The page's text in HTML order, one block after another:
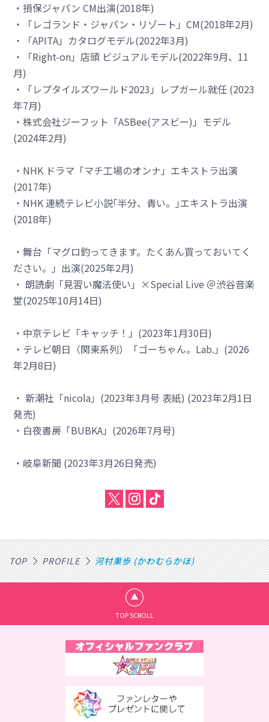
・損保ジャパン CM出演(2018年)
・「レゴランド・ジャパン・リゾート」CM(2018年2月)
・「APITA」カタログモデル(2022年3月)
・「Right-on」店頭 ビジュアルモデル(2022年9月、11
月)
・「レプタイルズワールド2023」レプガール就任 (2023
年7月)
・株式会社ジーフット「ASBee(アスビー)」モデル
(2024年2月)
・NHK ドラマ「マチ工場のオンナ」エキストラ出演
(2017年)
・NHK 連続テレビ小説｢半分、青い。｣エキストラ出演
(2018年)
・舞台「マグロ釣ってきます。たくあん買っておいてく
ださい。」出演(2025年2月)
・ 朗読劇「見習い魔法使い」×Special Live ＠渋谷音楽
堂(2025年10月14日)
・中京テレビ「キャッチ！」(2023年1月30日)
・テレビ朝日（関東系列）「ゴーちゃん。Lab.」(2026
年2月8日)
・ 新潮社「nicola」(2023年3月号 表紙) (2023年2月1日
発売)
・白夜書房「BUBKA」(2026年7月号)
・岐阜新聞 (2023年3月26日発売)
TOP PROFILE 河村果歩 (かわむらかほ)
TOP SCROLL